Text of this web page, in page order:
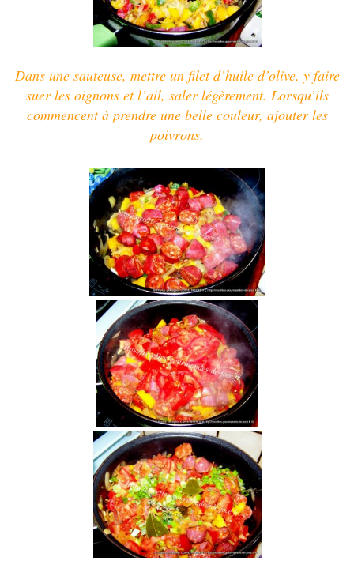
Dans une sauteuse, mettre un filet d’huile d’olive, y faire
suer les oignons et l’ail, saler légèrement. Lorsqu’ils
commencent à prendre une belle couleur, ajouter les
poivrons.